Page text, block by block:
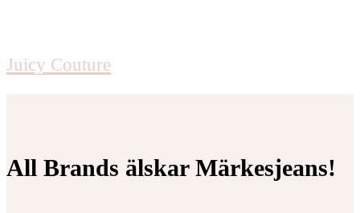
Juicy Couture
All Brands älskar Märkesjeans!